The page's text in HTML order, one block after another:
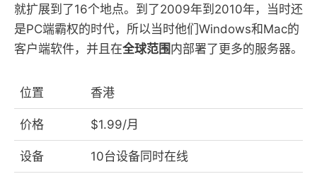
就扩展到了16个地点。到了2009年到2010年，当时还
是PC端霸权的时代，所以当时他们Windows和Mac的
客户端软件，并且在全球范围内部署了更多的服务器。
位置 香港
价格 $1.99/月
设备 10台设备同时在线